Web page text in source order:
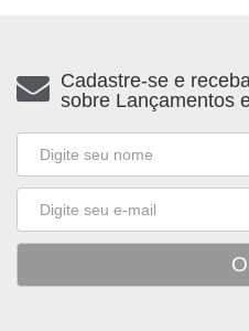
Cadastre-se e
sobre Lançamentos